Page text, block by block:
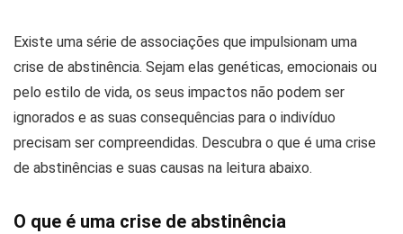
Existe uma série de associações que impulsionam uma
crise de abstinência. Sejam elas genéticas, emocionais ou
pelo estilo de vida, os seus impactos não podem ser
ignorados e as suas consequências para o indivíduo
precisam ser compreendidas. Descubra o que é uma crise
de abstinências e suas causas na leitura abaixo.
O que é uma crise de abstinência